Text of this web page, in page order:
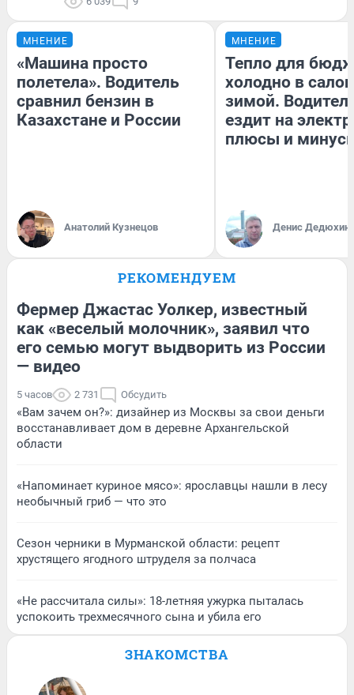
МНЕНИЕ
«Машина просто
полетела». Водитель
сравнил бензин в
Казахстане и России
Анатолий Кузнецов
МНЕНИЕ
Тепло для
холодно в
зимой.
ездит на
плюсы и
Денис Дедюхин
РЕКОМЕНДУЕМ
Фермер Джастас Уолкер, известный
как «веселый молочник», заявил что
его семью могут выдворить из России
— видео
5 часов 2 731 Обсудить
«Вам зачем он?»: дизайнер из Москвы за свои деньги
восстанавливает дом в деревне Архангельской
области
«Напоминает куриное мясо»: ярославцы нашли в лесу
необычный гриб — что это
Сезон черники в Мурманской области: рецепт
хрустящего ягодного штруделя за полчаса
«Не рассчитала силы»: 18-летняя ужурка пыталась
успокоить трехмесячного сына и убила его
ЗНАКОМСТВА